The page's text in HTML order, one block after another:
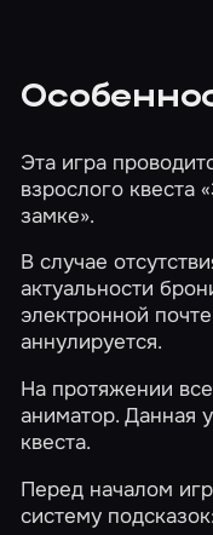
Эта игра
взрослого квеста
замке».
В случае
актуальности
электронной
аннулируется.
На протяжении
аниматор. Данная
квеста.
Перед началом
систему подсказок: